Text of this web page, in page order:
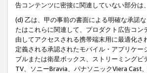
告コンテンツに密接に関連していない部分
(d) 乙は、甲の事前の書面による明確な承諾
たはこれらに関連して、プロダクト広告コ
由してアクセスされる携帯端末用に最適化
定義される承認されたモバイル・アプリケ
ブルまたは衛星ボックス、ストリーミング
TV、ソニーBravia、パナソニックViera Cast